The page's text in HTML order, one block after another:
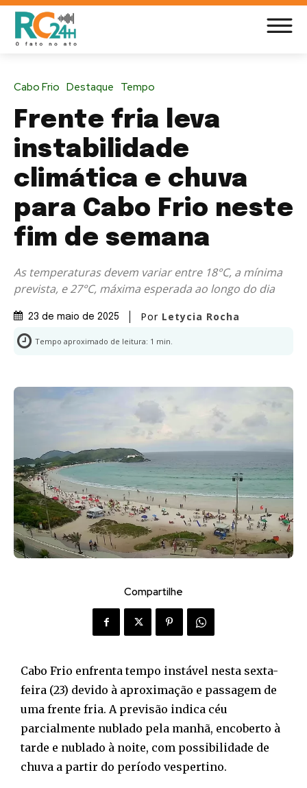
Cabo Frio Destaque Tempo
Frente fria leva
instabilidade
climática e chuva
para Cabo Frio neste
fim de semana
As temperaturas devem variar entre 18°C, a mínima
prevista, e 27°C, máxima esperada ao longo do dia
23 de maio de 2025 Por Letycia Rocha
Tempo aproximado de leitura: 1 min.
Compartilhe
Cabo Frio enfrenta tempo instável nesta sexta-
feira (23) devido à aproximação e passagem de
uma frente fria. A previsão indica céu
parcialmente nublado pela manhã, encoberto à
tarde e nublado à noite, com possibilidade de
chuva a partir do período vespertino.